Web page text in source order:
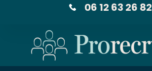
06 12 63 26 82